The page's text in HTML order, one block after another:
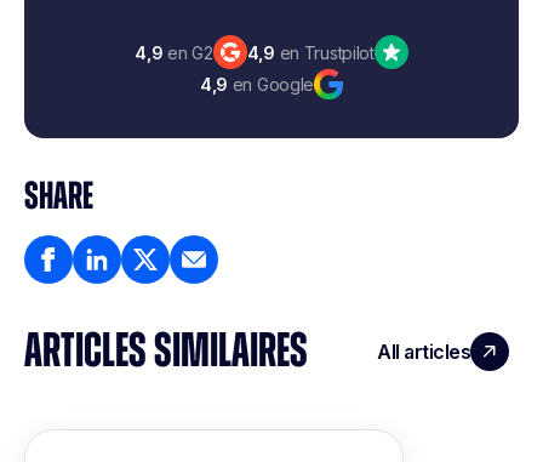
4,9 en G2 4,9 en Trustpilot
4,9 en Google
SHARE
ARTICLES SIMILAIRES All articles